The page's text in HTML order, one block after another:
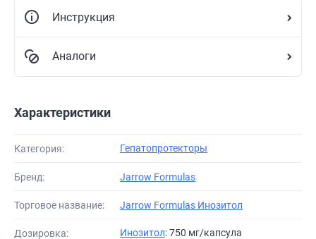
Инструкция
Аналоги
Характеристики
Категория: Гепатопротекторы
Бренд: Jarrow Formulas
Торговое название: Jarrow Formulas Инозитол
Дозировка: Инозитол: 750 мг/капсула